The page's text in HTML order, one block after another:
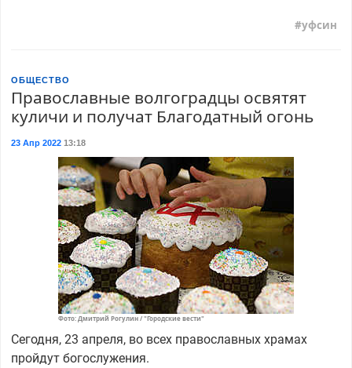
уфсин
ОБЩЕСТВО
Православные волгоградцы освятят
куличи и получат Благодатный огонь
23 Апр 202213:18
Фото: Дмитрий Рогулин / "Городские вести"
Сегодня, 23 апреля, во всех православных храмах
пройдут богослужения.